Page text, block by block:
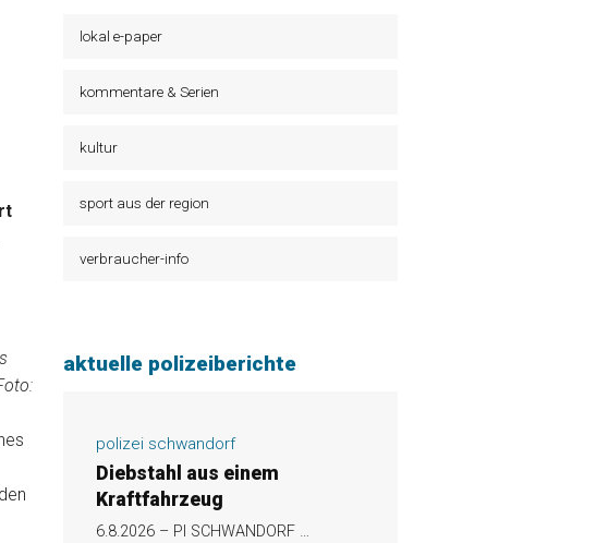
lokal e-paper
kommentare & Serien
kultur
sport aus der region
verbraucher-info
aktuelle polizeiberichte
polizei schwandorf
Diebstahl aus einem
Kraftfahrzeug
6.8.2026 – PI SCHWANDORF …